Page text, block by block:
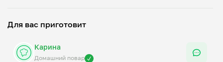
Для вас приготовит
Карина
Домашний повар